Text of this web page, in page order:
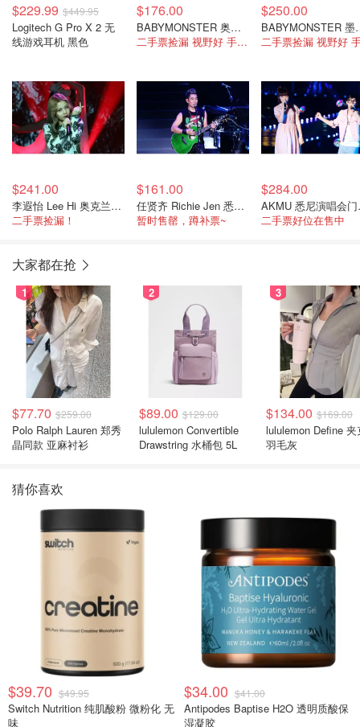
$229.99 $449.95
Logitech G Pro X 2 无
线游戏耳机 黑色
$176.00
BABYMONSTER 奥克兰演唱会 12月8日
二手票捡漏 视野好 手慢无！
$250.00
$241.00
李遐怡 Lee Hi 奥克兰演唱会门票 9月2日
二手票捡漏！
$161.00
任贤齐 Richie Jen 悉尼演唱会门票 10月30日
暂时售罄，蹲补票~
$284.00
二手票好位在售中
大家都在抢
1
$77.70 $259.00
Polo Ralph Lauren 郑秀
晶同款 亚麻衬衫
2
$89.00 $129.00
lululemon Convertible
Drawstring 水桶包 5L
3
$134.00 $169.00
lululemon Define 夹
羽毛灰
猜你喜欢
$39.70 $49.95
Switch Nutrition 纯肌酸粉 微粉化 无
味
$34.00 $41.00
Antipodes Baptise H2O 透明质酸保
湿凝胶